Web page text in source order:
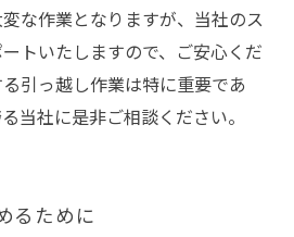
な作業となりますが、当社のス
トいたしますので、ご安心くだ
引っ越し作業は特に重要であ
当社に是非ご相談ください。
るために